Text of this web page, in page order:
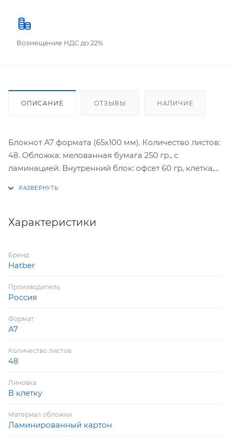
Возмещение НДС до 22%
ОПИСАНИЕ ОТЗЫВЫ НАЛИЧИЕ
Блокнот А7 формата (65х100 мм). Количество листов:
48. Обложка: мелованная бумага 250 гр., с
ламинацией. Внутренний блок: офсет 60 гр, клетка,
с собой, фиксируйте идеи, делайте зарисовки.
в любой ситуации. 3-х цветный блок поможет
разделять записи по тематическим рубрикам.
Характеристики
Бренд
Hatber
Производитель
Россия
Формат
А7
Количество листов
48
Линовка
В клетку
Материал обложки
Ламинированный картон